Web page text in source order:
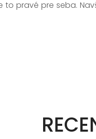
to pravé pre seba.